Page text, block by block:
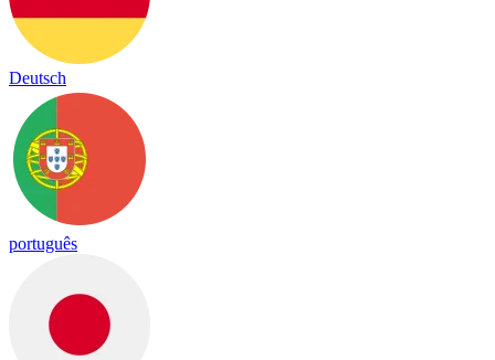
Deutsch
português